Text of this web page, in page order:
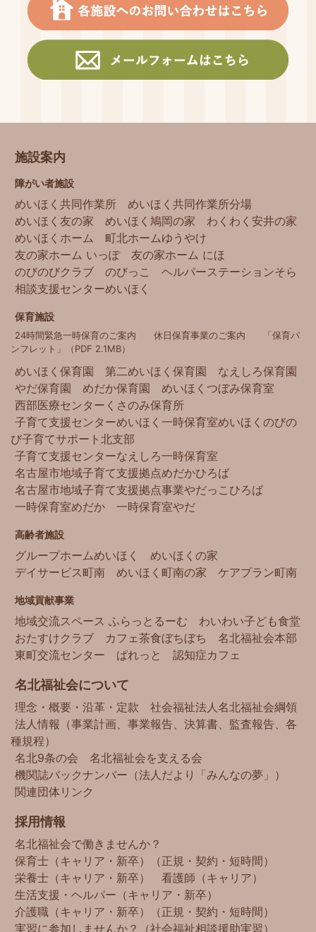
施設案内
障がい者施設
めいほく共同作業所
めいほく共同作業所分場
めいほく友の家
めいほく鳩岡の家
わくわく安井の家
めいほくホーム
町北ホームゆうやけ
友の家ホーム いっぽ
友の家ホーム にほ
のびのびクラブ
のびっこ
ヘルパーステーションそら
相談支援センターめいほく
保育施設
24時間緊急一時保育のご案内 休日保育事業のご案内
「保育パ
ンフレット」（PDF 2.1MB）
めいほく保育園 第二めいほく保育園
なえしろ保育園
やだ保育園
めだか保育園
めいほくつぼみ保育室
西部医療センター くさのみ保育所
子育て支援センターめいほく 一時保育室めいほく のびの
び子育てサポート北支部
子育て支援センターなえしろ一時保育室
名古屋市地域子育て支援拠点めだかひろば
名古屋市地域子育て支援拠点事業やだっこひろば
一時保育室めだか
一時保育室やだ
高齢者施設
グループホームめいほく
めいほくの家
デイサービス町南
めいほく町南の家 ケアプラン町南
地域貢献事業
地域交流スペース ふらっとるーむ
わいわい子ども食堂
おたすけクラブ
カフェ茶食ぼちぼち
名北福祉会本部
東町交流センター
ぱれっと 認知症カフェ
名北福祉会について
理念・概要・沿革・定款
社会福祉法人名北福祉会綱領
法人情報（事業計画、事業報告、決算書、監査報告、各
種規程）
名北9条の会
名北福祉会を支える会
機関誌バックナンバー（法人だより「みんなの夢」）
関連団体リンク
採用情報
名北福祉会で働きませんか？
保育士（キャリア・新卒）（正規・契約・短時間）
栄養士（キャリア・新卒）
看護師（キャリア）
生活支援・ヘルパー（キャリア・新卒）
介護職（キャリア・新卒）（正規・契約・短時間）
実習に参加しませんか？（社会福祉相談援助実習）